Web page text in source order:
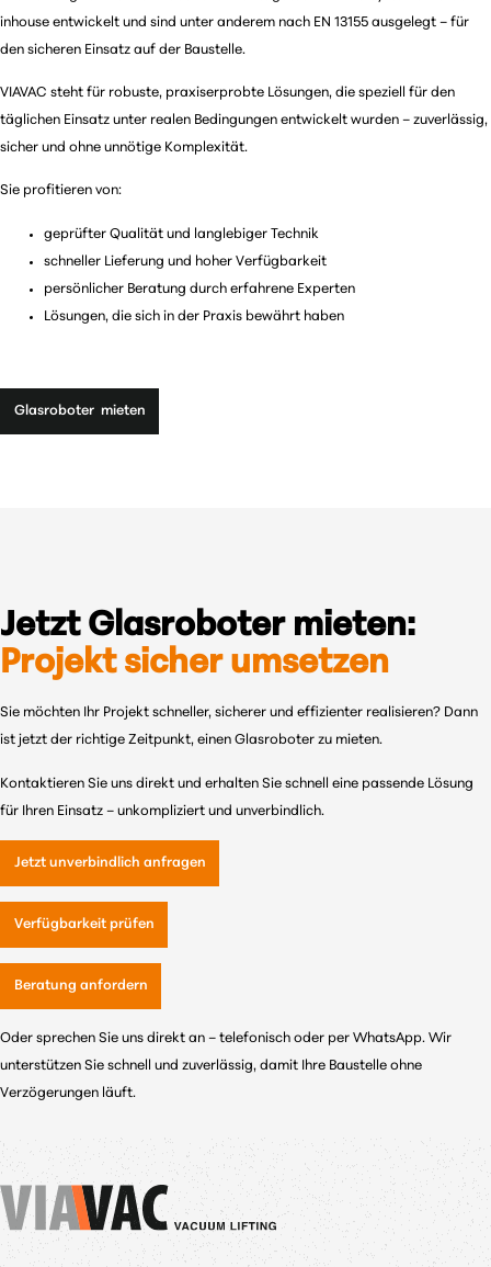
inhouse entwickelt und sind unter anderem nach EN 13155 ausgelegt – für
den sicheren Einsatz auf der Baustelle.
VIAVAC steht für robuste, praxiserprobte Lösungen, die speziell für den
täglichen Einsatz unter realen Bedingungen entwickelt wurden – zuverlässig,
sicher und ohne unnötige Komplexität.
Sie profitieren von:
geprüfter Qualität und langlebiger Technik
schneller Lieferung und hoher Verfügbarkeit
persönlicher Beratung durch erfahrene Experten
Lösungen, die sich in der Praxis bewährt haben
Glasroboter mieten
Jetzt Glasroboter mieten:
Projekt sicher umsetzen
Sie möchten Ihr Projekt schneller, sicherer und effizienter realisieren? Dann
ist jetzt der richtige Zeitpunkt, einen Glasroboter zu mieten.
Kontaktieren Sie uns direkt und erhalten Sie schnell eine passende Lösung
für Ihren Einsatz – unkompliziert und unverbindlich.
Jetzt unverbindlich anfragen
Verfügbarkeit prüfen
Beratung anfordern
Oder sprechen Sie uns direkt an – telefonisch oder per WhatsApp. Wir
unterstützen Sie schnell und zuverlässig, damit Ihre Baustelle ohne
Verzögerungen läuft.